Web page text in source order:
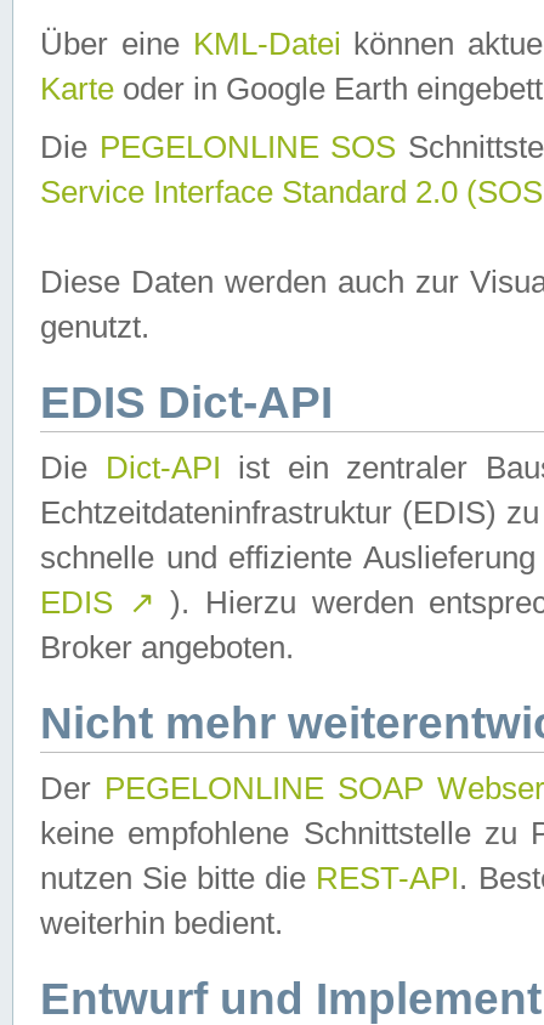
Über eine KML-Datei können
Karte oder in Google Earth
Die PEGELONLINE SOS
Service Interface Standard 2.0
Diese Daten werden auch zur
genutzt.
EDIS Dict-API
Die Dict-API ist ein zentraler
Echtzeitdateninfrastruktur (EDIS)
schnelle und effiziente
EDIS ↗ ). Hierzu werden
Broker angeboten.
Nicht mehr
Der PEGELONLINE SOAP
keine empfohlene Schnittstelle zu
nutzen Sie bitte die REST-API.
weiterhin bedient.
Entwurf und